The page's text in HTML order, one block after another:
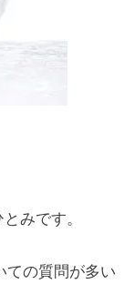
みです。
ての質問が多い